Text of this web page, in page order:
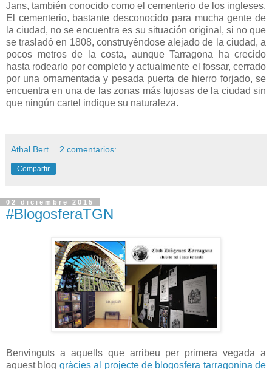
Jans, también conocido como el cementerio de los ingleses.
El cementerio, bastante desconocido para mucha gente de
la ciudad, no se encuentra es su situación original, si no que
se trasladó en 1808, construyéndose alejado de la ciudad, a
pocos metros de la costa, aunque Tarragona ha crecido
hasta rodearlo por completo y actualmente el fossar, cerrado
por una ornamentada y pesada puerta de hierro forjado, se
encuentra en una de las zonas más lujosas de la ciudad sin
que ningún cartel indique su naturaleza.
Athal Bert 2 comentarios:
Compartir
02 diciembre 2015
#BlogosferaTGN
Benvinguts a aquells que arribeu per primera vegada a
aquest blog gràcies al projecte de blogosfera tarragonina de